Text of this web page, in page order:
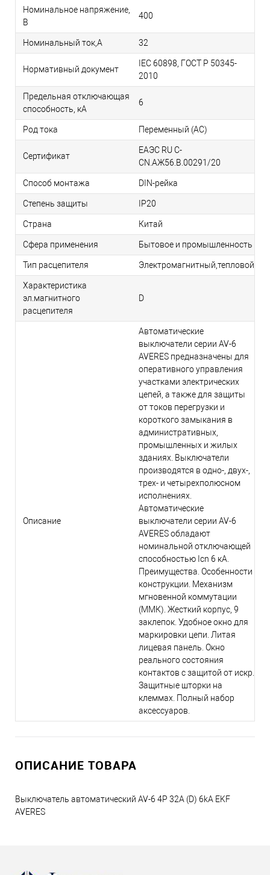
Номинальное напряжение,
В
400
Номинальный ток,А 32
Нормативный документ
IEC 60898, ГОСТ Р 50345-
2010
Предельная отключающая
способность, кA
6
Род тока Переменный (AC)
Сертификат
ЕАЭС RU С-
CN.АЖ56.В.00291/20
Способ монтажа DIN-рейка
Степень защиты IP20
Страна Китай
Сфера применения Бытовое и промышленность
Тип расцепителя Электромагнитный,тепловой
Характеристика
эл.магнитного
расцепителя
D
Описание
Автоматические
выключатели серии AV-6
AVERES предназначены для
оперативного управления
участками электрических
цепей, а также для защиты
от токов перегрузки и
короткого замыкания в
административных,
промышленных и жилых
зданиях. Выключатели
производятся в одно-, двух-,
трех- и четырехполюсном
исполнениях.
Автоматические
выключатели серии AV-6
AVERES обладают
номинальной отключающей
способностью Icn 6 кА.
Преимущества. Особенности
конструкции. Механизм
мгновенной коммутации
(ММК). Жесткий корпус, 9
заклепок. Удобное окно для
маркировки цепи. Литая
лицевая панель. Окно
реального состояния
контактов с защитой от искр.
Защитные шторки на
клеммах. Полный набор
аксессуаров.
ОПИСАНИЕ ТОВАРА
Выключатель автоматический AV-6 4P 32A (D) 6kA EKF
AVERES